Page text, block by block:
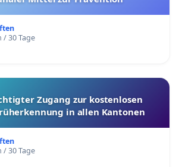
30 Tage
Zugang zur kostenlosen
in allen Kantonen
30 Tage